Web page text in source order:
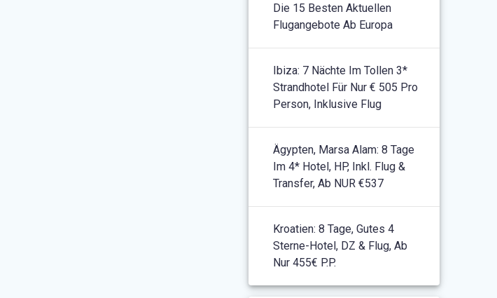
Die 15 Besten Aktuellen
Flugangebote Ab Europa
Ibiza: 7 Nächte Im Tollen 3*
Strandhotel Für Nur € 505 Pro
Person, Inklusive Flug
Ägypten, Marsa Alam: 8 Tage
Im 4* Hotel, HP, Inkl. Flug &
Transfer, Ab NUR €537
Kroatien: 8 Tage, Gutes 4
Sterne-Hotel, DZ & Flug, Ab
Nur 455€ P.P.